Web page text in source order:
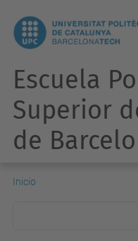
Escuela
Superior
de
Inicio